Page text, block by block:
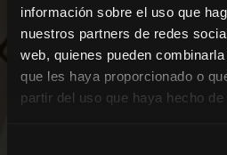
información sobre el uso que
nuestros partners de redes
web, quienes pueden
que les haya proporcionado o
partir del uso que haya hecho